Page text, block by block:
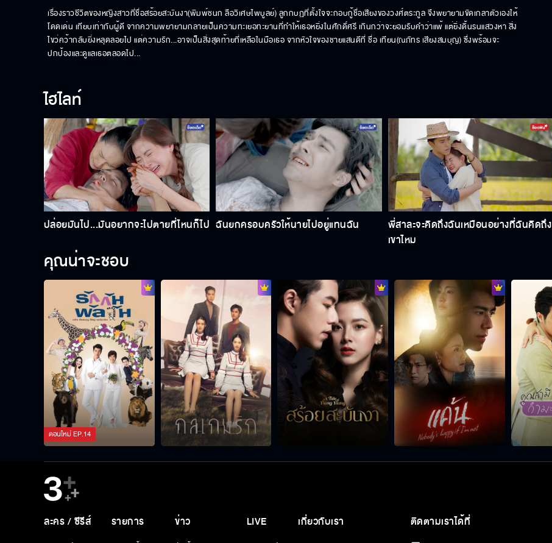
เรื่องราวชีวิตของหญิงสาวที่ชื่อสร้อยสะบันงา(พิมพ์ชนก ลือวิเศษไพบูลย์) ลูกกบฏที่ตั้งใจจะกอบกู้ชื่อเสียงของวงศ์ตระกูล จึงพยายามขัดเกลาตัวเองให้
โดดเด่น เทียบเท่ากับผู้ดี จากความพยายามกลายเป็นความทะเยอทะยานที่ทำให้เธอหยิ่งในศักดิ์ศรี เกินกว่าจะยอมรับคำว่าแพ้ แต่ยิ่งดิ้นรนแสวงหา สิ่ง
ไขว่คว้ากลับยิ่งหลุดลอยไป แต่ความรัก...อาจเป็นสิ่งสุดท้ายที่เหลือในมือเธอ จากหัวใจของชายแสนดีที่ ชื่อ เทียน(ณภัทร เสียงสมบุญ) ซึ่งพร้อมจะ
ปกป้องและดูแลเธอตลอดไป...
ไฮไลท์
ปล่อยมันไป...มันอยากจะไปตายที่ไหนก็ไป ฉันยกครอบครัวให้นายไปอยู่แทนฉัน
พี่สาละจะคิดถึงฉันเหมือนอย่างที่ฉันคิดถึง
เขาไหม
คุณน่าจะชอบ
ตอนใหม่EP.14
ละคร / ซีรีส์ รายการ ข่าว LIVE เกี่ยวกับเรา ติดตามเราได้ที่